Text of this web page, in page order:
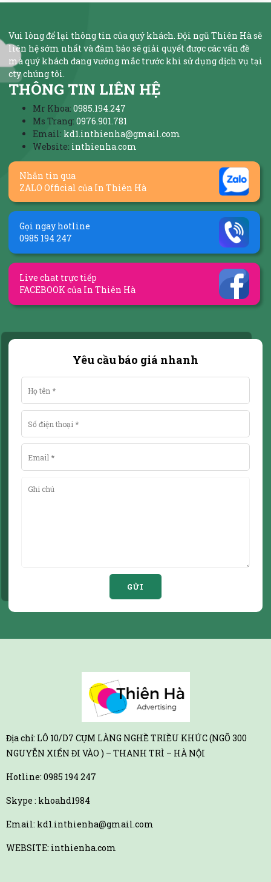
Vui lòng để lại thông tin của quý khách. Đội ngũ Thiên Hà sẽ
liên hệ sớm nhất và đảm bảo sẽ giải quyết được các vấn đề
mà quý khách đang vướng mắc trước khi sử dụng dịch vụ tại
cty chúng tôi.
THÔNG TIN LIÊN HỆ
Mr Khoa: 0985.194.247
Ms Trang: 0976.901.781
Email: kd1.inthienha@gmail.com
Website: inthienha.com
Nhắn tin qua
ZALO Official của In Thiên Hà
Gọi ngay hotline
0985 194 247
Live chat trực tiếp
FACEBOOK của In Thiên Hà
Yêu cầu báo giá nhanh
GỬI
Địa chỉ: LÔ 10/D7 CỤM LÀNG NGHỀ TRIỀU KHÚC (NGÕ 300
NGUYỄN XIỂN ĐI VÀO ) – THANH TRÌ – HÀ NỘI
Hotline: 0985 194 247
Skype : khoahd1984
Email: kd1.inthienha@gmail.com
WEBSITE: inthienha.com